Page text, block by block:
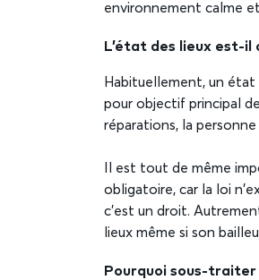
environnement calme
L’état des lieux est-il
Habituellement, un état
pour objectif principal
réparations, la
Il est tout de même
obligatoire, car la loi
c’est un droit.
lieux même si son
Pourquoi sous-traiter